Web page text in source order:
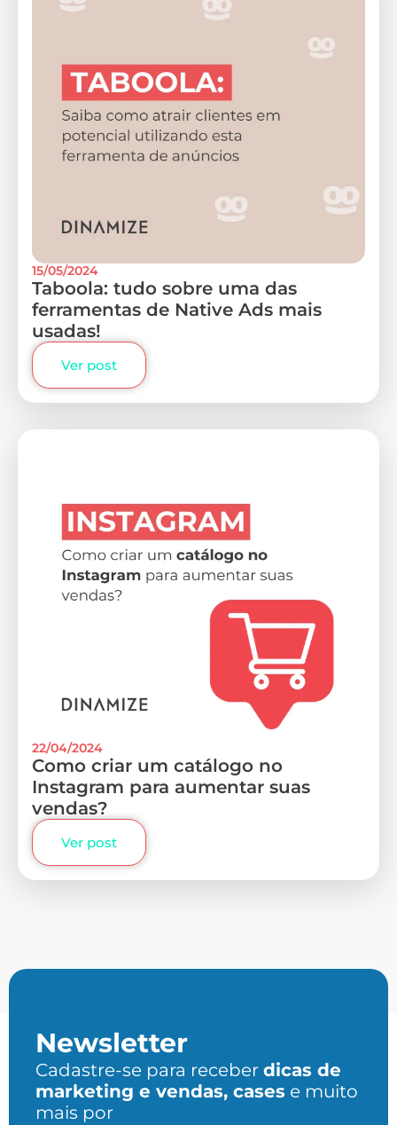
15/05/2024
Taboola: tudo sobre uma das
ferramentas de Native Ads mais
usadas!
Ver post
22/04/2024
Como criar um catálogo no
Instagram para aumentar suas
vendas?
Ver post
Newsletter
Cadastre-se para receber dicas de
marketing e vendas, cases e muito
mais por